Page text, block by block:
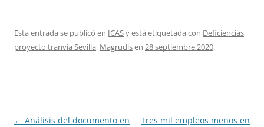
Esta entrada se publicó en ICASy está etiquetada con Deficiencias
proyecto tranvía Sevilla, Magrudisen 28 septiembre 2020.
Navegación
← Análisis del documento en
Tres mil empleos menos en